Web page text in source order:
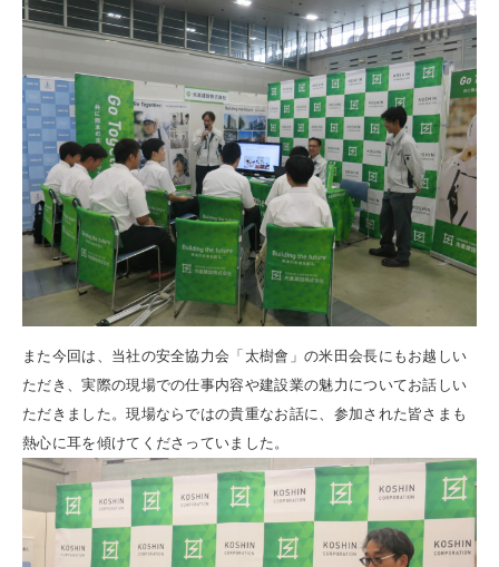
また今回は、当社の安全協力会「太樹會」の米田会長にもお越しい
ただき、実際の現場での仕事内容や建設業の魅力についてお話しい
ただきました。現場ならではの貴重なお話に、参加された皆さまも
熱心に耳を傾けてくださっていました。